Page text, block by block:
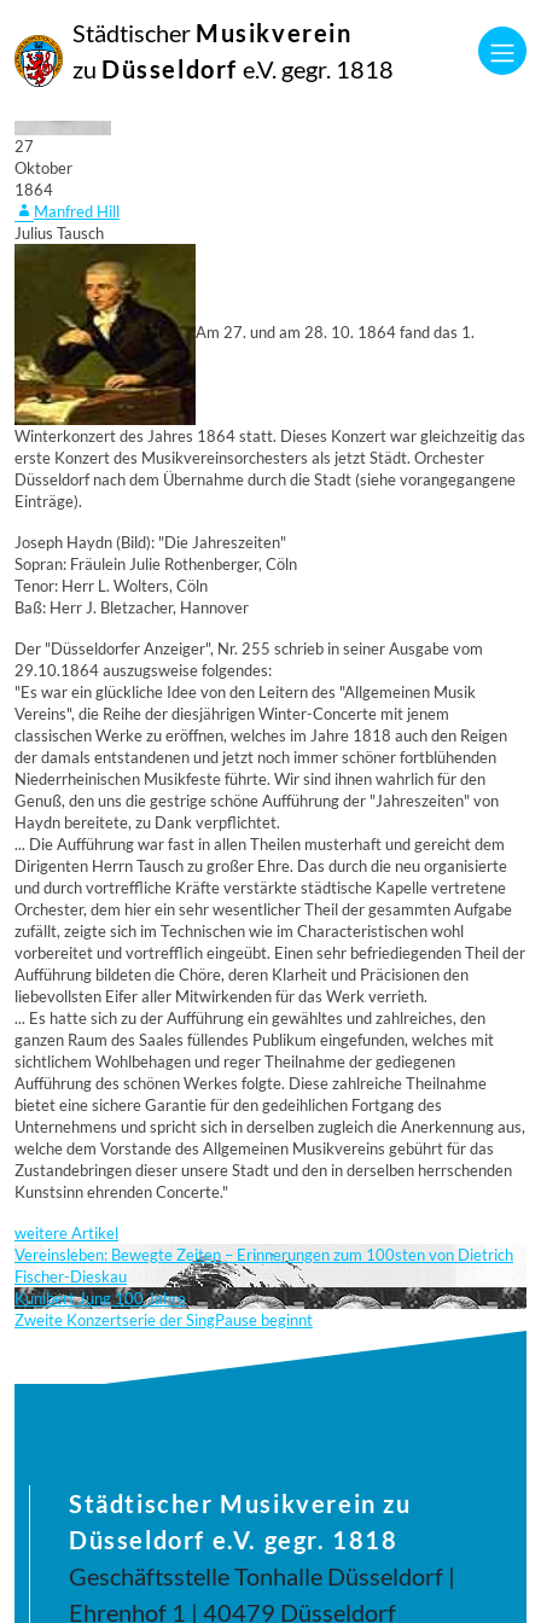
Städtischer Musikverein
zu Düsseldorf e.V. gegr. 1818
27
Oktober
1864
Manfred Hill
Julius Tausch
Am 27. und am 28. 10. 1864 fand das 1.
Winterkonzert des Jahres 1864 statt. Dieses Konzert war gleichzeitig das
erste Konzert des Musikvereinsorchesters als jetzt Städt. Orchester
Düsseldorf nach dem Übernahme durch die Stadt (siehe vorangegangene
Einträge).
Joseph Haydn (Bild): "Die Jahreszeiten"
Sopran: Fräulein Julie Rothenberger, Cöln
Tenor: Herr L. Wolters, Cöln
Baß: Herr J. Bletzacher, Hannover
Der "Düsseldorfer Anzeiger", Nr. 255 schrieb in seiner Ausgabe vom
29.10.1864 auszugsweise folgendes:
"Es war ein glückliche Idee von den Leitern des "Allgemeinen Musik
Vereins", die Reihe der diesjährigen Winter-Concerte mit jenem
classischen Werke zu eröffnen, welches im Jahre 1818 auch den Reigen
der damals entstandenen und jetzt noch immer schöner fortblühenden
Niederrheinischen Musikfeste führte. Wir sind ihnen wahrlich für den
Genuß, den uns die gestrige schöne Aufführung der "Jahreszeiten" von
Haydn bereitete, zu Dank verpflichtet.
... Die Aufführung war fast in allen Theilen musterhaft und gereicht dem
Dirigenten Herrn Tausch zu großer Ehre. Das durch die neu organisierte
und durch vortreffliche Kräfte verstärkte städtische Kapelle vertretene
Orchester, dem hier ein sehr wesentlicher Theil der gesammten Aufgabe
zufällt, zeigte sich im Technischen wie im Characteristischen wohl
vorbereitet und vortrefflich eingeübt. Einen sehr befriediegenden Theil der
Aufführung bildeten die Chöre, deren Klarheit und Präcisionen den
liebevollsten Eifer aller Mitwirkenden für das Werk verrieth.
... Es hatte sich zu der Aufführung ein gewähltes und zahlreiches, den
ganzen Raum des Saales füllendes Publikum eingefunden, welches mit
sichtlichem Wohlbehagen und reger Theilnahme der gediegenen
Aufführung des schönen Werkes folgte. Diese zahlreiche Theilnahme
bietet eine sichere Garantie für den gedeihlichen Fortgang des
Unternehmens und spricht sich in derselben zugleich die Anerkennung aus,
welche dem Vorstande des Allgemeinen Musikvereins gebührt für das
Zustandebringen dieser unsere Stadt und den in derselben herrschenden
Kunstsinn ehrenden Concerte."
weitere Artikel
Vereinsleben: Bewegte Zeiten – Erinnerungen zum 100sten von Dietrich
Fischer-Dieskau
Kunibert Jung 100 Jahre
Zweite Konzertserie der SingPause beginnt
Städtischer Musikverein zu
Düsseldorf e.V. gegr. 1818
Geschäftsstelle Tonhalle Düsseldorf |
Ehrenhof 1 | 40479 Düsseldorf